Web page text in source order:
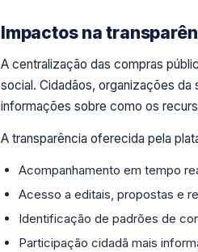
Impactos na
A centralização das compras
social. Cidadãos, organizações
informações sobre como os
A transparência oferecida pela
Acompanhamento em tempo
Acesso a editais, propostas e
Identificação de padrões de
Participação cidadã mais